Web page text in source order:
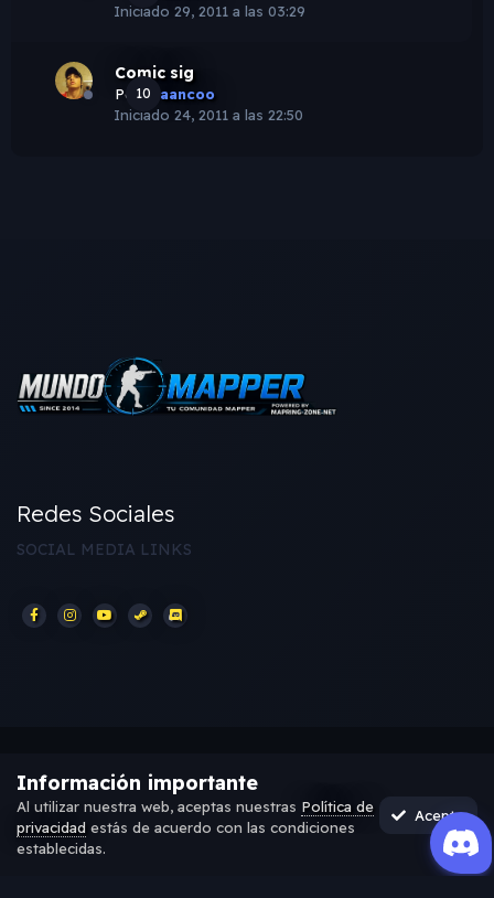
Iniciado 29, 2011 a las 03:29
10
Comic sig
PorFraancoo
Iniciado 24, 2011 a las 22:50
Redes Sociales
SOCIAL MEDIA LINKS
IDIOMA POLÍTICA DE PRIVACIDAD
THEME BYCODEBITE.DEV
POWERED BY INVISION COMMUNITY
Información importante
Al utilizar nuestra web, aceptas nuestras Política de
privacidad estás de acuerdo con las condiciones
establecidas.
Acepto